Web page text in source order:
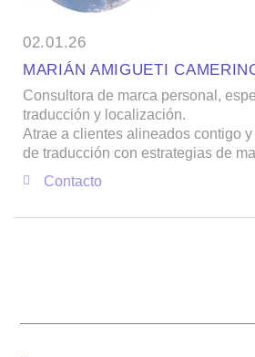
02.01.26
MARIÁN AMIGUETI
Consultora de marca personal,
traducción y localización.
Atrae a clientes alineados contigo
de traducción con estrategias de
Contacto